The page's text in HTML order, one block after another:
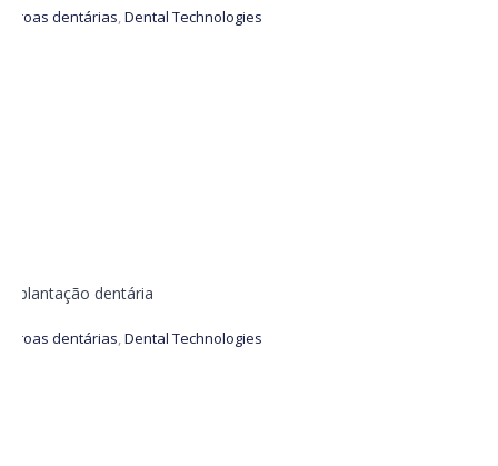
Coroas dentárias,Dental Technologies
Implantação dentária
Coroas dentárias,Dental Technologies